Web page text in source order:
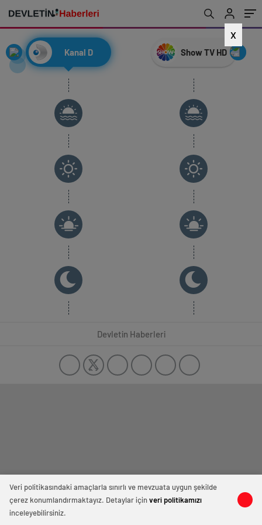
X
Kanal D Show TV HD
Devletin Haberleri
Veri politikasındaki amaçlarla sınırlı ve mevzuata uygun şekilde
çerez konumlandırmaktayız. Detaylar içinveri politikamızı
inceleyebilirsiniz.